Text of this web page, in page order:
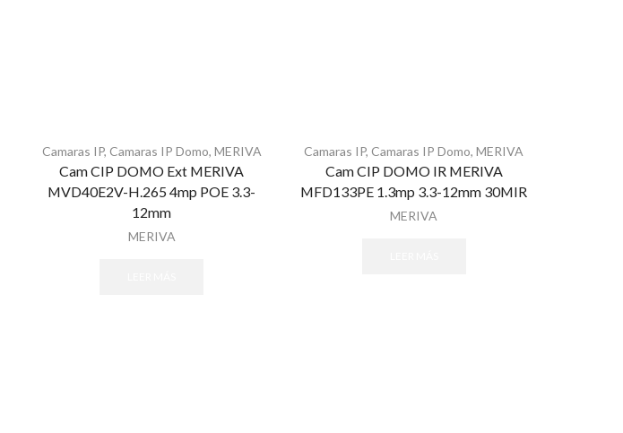
Camaras IP, Camaras IP Domo, MERIVA
Cam CIP DOMO Ext MERIVA
MVD40E2V-H.265 4mp POE 3.3-
12mm
MERIVA
Camaras IP,Camaras IP Domo,MERIVA
Cam CIP DOMO IR MERIVA
MFD133PE 1.3mp 3.3-12mm 30MIR
MERIVA